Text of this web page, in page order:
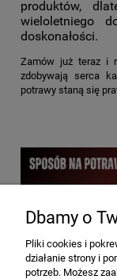
produktów,
wieloletniego
doskonałości.
Zamów już teraz i
zdobywają serca
potrawy staną się
Dbamy o
Pliki cookies i
działanie strony i
potrzeb. Możesz